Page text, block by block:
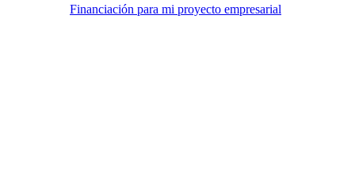
Financiación para mi proyecto empresarial